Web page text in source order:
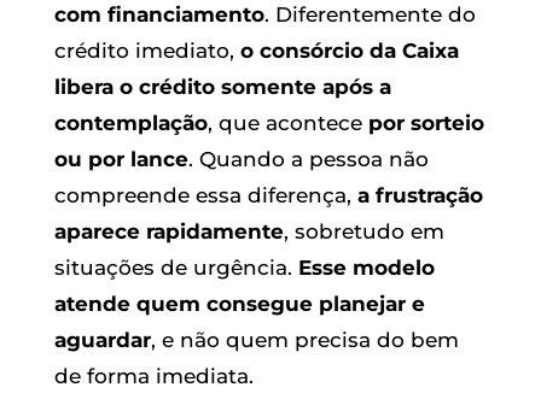
com financiamento. Diferentemente do
crédito imediato, o consórcio da Caixa
libera o crédito somente após a
contemplação, que acontece por sorteio
ou por lance. Quando a pessoa não
compreende essa diferença, a frustração
aparece rapidamente, sobretudo em
situações de urgência. Esse modelo
atende quem consegue planejar e
aguardar, e não quem precisa do bem
de forma imediata.